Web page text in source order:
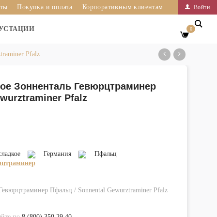
Войти
Покупка и оплата Корпоративным клиентам
0
Pfalz
Зонненталь Гевюрцтраминер
Pfalz
Германия Пфальц
Пфальц / Sonnental Gewurztraminer Pfalz